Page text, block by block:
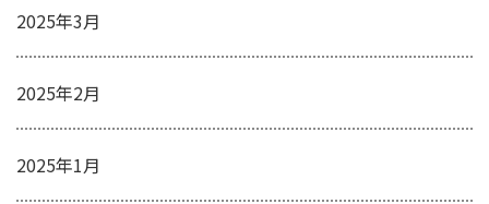
2025年3月
2025年2月
2025年1月